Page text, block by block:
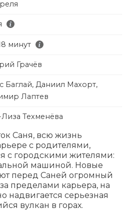
минут
Грачёв
Баглай, Даниил Махорт,
Лаптев
Техменёва
Саня, всю жизнь
с родителями,
с городскими жителями:
машиной. Новые
перед Саней огромный
пределами карьера, на
надвигается серьезная
вулкан в горах.